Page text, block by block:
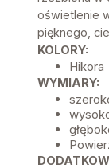
oświetlenie
pięknego,
KOLORY:
Hikora
WYMIARY: